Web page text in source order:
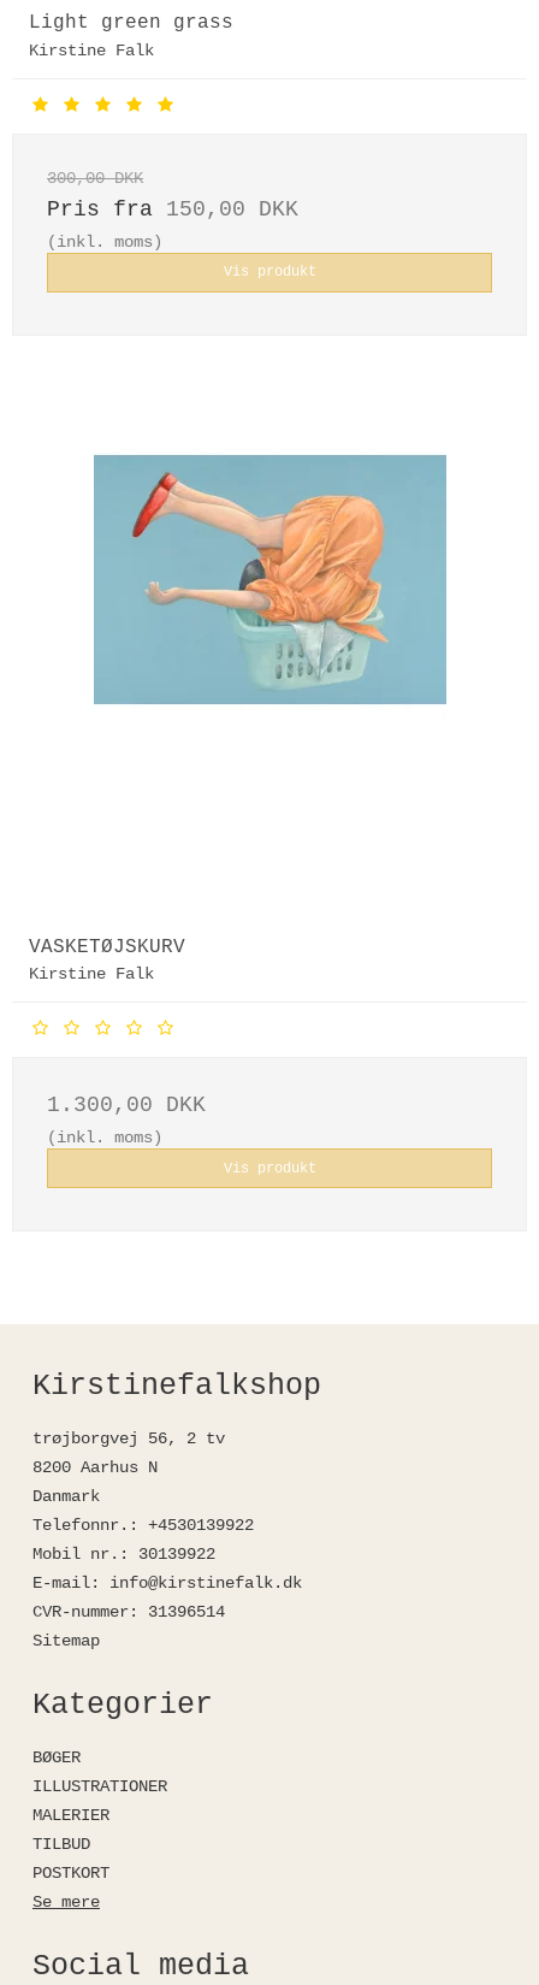
Light green grass
Kirstine Falk
300,00 DKK
Pris fra 150,00 DKK
(inkl. moms)
Vis produkt
VASKETØJSKURV
Kirstine Falk
1.300,00 DKK
(inkl. moms)
Vis produkt
Kirstinefalkshop
trøjborgvej 56, 2 tv
8200 Aarhus N
Danmark
Telefonnr. :
+4530139922
Mobil nr. :
30139922
E-mail:
info@kirstinefalk.dk
CVR-nummer:
31396514
Sitemap
Kategorier
BØGER
ILLUSTRATIONER
MALERIER
TILBUD
POSTKORT
Se mere
Social media